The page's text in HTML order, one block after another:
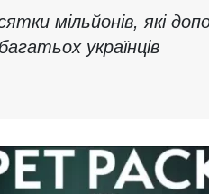
мільйонів, які
українців